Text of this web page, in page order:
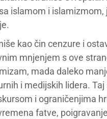
islamom i
kao čin cenzure i
mnjenjem s ove
mada daleko
i medijskih lidera.
i ograničenjima
fatve,